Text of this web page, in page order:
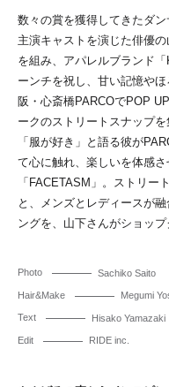
数々の賞を獲得してきたダ
主演キャストを演じた俳優
を組み、アパレルブランド
ーンチを祝し、甘い記憶や
阪・心斎橋PARCOでPOP
ークのストリートスナップ
「服が好き」と語る彼が
て心に触れ、楽しいを体感
「FACETASM」。ストリー
と、メンズとレディースが
ングを、山下さんがショップ
Photo Sachiko Saito
Hair&Make Megumi
Text Hisako Yamazaki
Edit RIDE inc.